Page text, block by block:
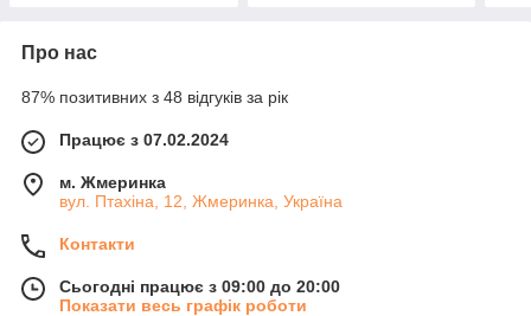
Про нас
87% позитивних з 48 відгуків за рік
Працює з 07.02.2024
м. Жмеринка
вул. Птахіна, 12, Жмеринка, Україна
Контакти
Сьогодні працює з 09:00 до 20:00
Показати весь графік роботи